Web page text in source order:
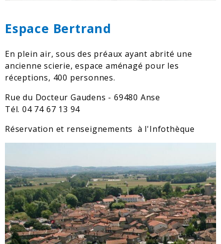
Espace Bertrand
En plein air, sous des préaux ayant abrité une
ancienne scierie, espace aménagé pour les
réceptions, 400 personnes.
Rue du Docteur Gaudens - 69480 Anse
Tél. 04 74 67 13 94
Réservation et renseignements à l'Infothèque